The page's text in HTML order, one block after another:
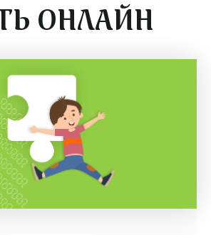
ОНЛАЙН